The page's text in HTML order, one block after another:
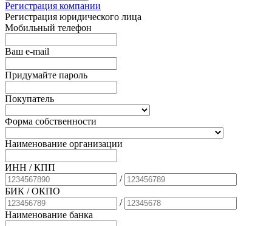
Регистрация компании
Регистрация юридического лица
Мобильный телефон
Ваш e-mail
Придумайте пароль
Покупатель
Форма собственности
Наименование организации
ИНН / КПП
/
БИК / ОКПО
/
Наименование банка